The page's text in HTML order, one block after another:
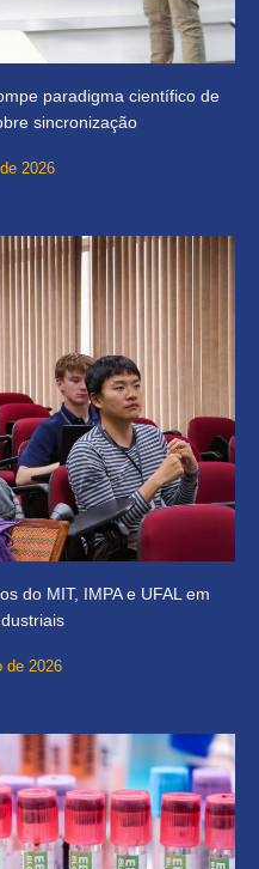
paradigma científico de
sincronização
2026
do MIT, IMPA e UFAL em
de 2026